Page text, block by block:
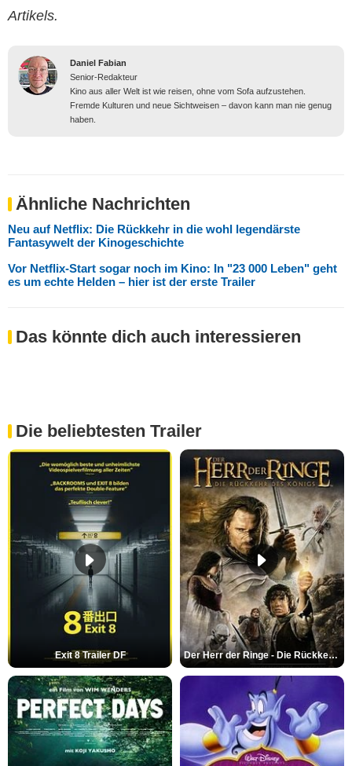
Artikels.
Daniel Fabian
Senior-Redakteur
Kino aus aller Welt ist wie reisen, ohne vom Sofa aufzustehen.
Fremde Kulturen und neue Sichtweisen – davon kann man nie genug
haben.
Ähnliche Nachrichten
Neu auf Netflix: Die Rückkehr in die wohl legendärste
Fantasywelt der Kinogeschichte
Vor Netflix-Start sogar noch im Kino: In "23 000 Leben" geht
es um echte Helden – hier ist der erste Trailer
Das könnte dich auch interessieren
Die beliebtesten Trailer
Exit 8 Trailer DF Der Herr der Ringe - Die Rückkehr des Königs Trailer OV